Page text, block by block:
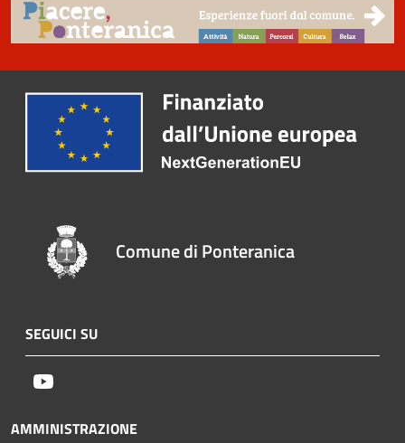
Comune di Ponteranica
SEGUICI SU
AMMINISTRAZIONE